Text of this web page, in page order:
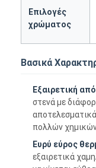
Επιλογές
χρώματος
Βασικά
Εξαιρετική
στενά με
πολλών
Ευρύ εύρος
εξαιρετικά